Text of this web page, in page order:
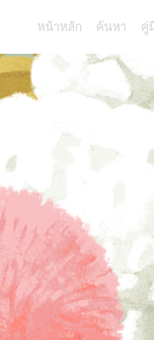
หน้าหลัก ค้นหา คู่